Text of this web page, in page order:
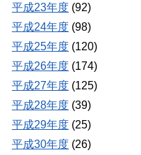
平成23年度 (92)
平成24年度 (98)
平成25年度 (120)
平成26年度 (174)
平成27年度 (125)
平成28年度 (39)
平成29年度 (25)
平成30年度 (26)